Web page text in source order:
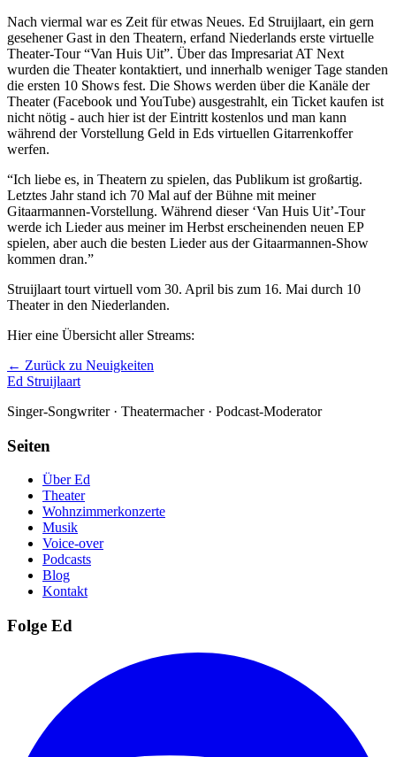
Nach viermal war es Zeit für etwas Neues. Ed Struijlaart, ein gern
gesehener Gast in den Theatern, erfand Niederlands erste virtuelle
Theater-Tour “Van Huis Uit”. Über das Impresariat AT Next
wurden die Theater kontaktiert, und innerhalb weniger Tage standen
die ersten 10 Shows fest. Die Shows werden über die Kanäle der
Theater (Facebook und YouTube) ausgestrahlt, ein Ticket kaufen ist
nicht nötig - auch hier ist der Eintritt kostenlos und man kann
während der Vorstellung Geld in Eds virtuellen Gitarrenkoffer
werfen.
“Ich liebe es, in Theatern zu spielen, das Publikum ist großartig.
Letztes Jahr stand ich 70 Mal auf der Bühne mit meiner
Gitaarmannen-Vorstellung. Während dieser ‘Van Huis Uit’-Tour
werde ich Lieder aus meiner im Herbst erscheinenden neuen EP
spielen, aber auch die besten Lieder aus der Gitaarmannen-Show
kommen dran.”
Struijlaart tourt virtuell vom 30. April bis zum 16. Mai durch 10
Theater in den Niederlanden.
Hier eine Übersicht aller Streams:
← Zurück zu Neuigkeiten
Ed Struijlaart
Singer-Songwriter · Theatermacher · Podcast-Moderator
Seiten
Über Ed
Theater
Wohnzimmerkonzerte
Musik
Voice-over
Podcasts
Blog
Kontakt
Folge Ed